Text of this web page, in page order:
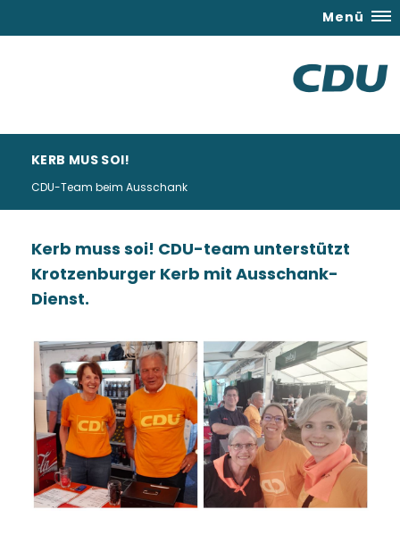
Menü
KERB MUS SOI!
CDU-Team beim Ausschank
Kerb muss soi! CDU-team unterstützt
Krotzenburger Kerb mit Ausschank-
Dienst.